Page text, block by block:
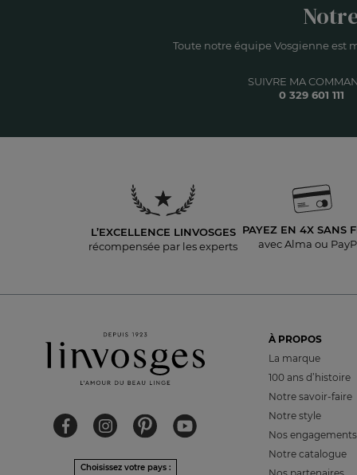
Toute notre équipe Vosgienne est
SUIVRE MA
0 329 601 111
L’EXCELLENCE LINVOSGES
récompensée par les experts
PAYEZ EN 4X SANS
avec Alma ou
Choisissez votre pays :
À PROPOS
La marque
100 ans d’histoire
Notre savoir-faire
Notre style
Nos engagements
Notre catalogue